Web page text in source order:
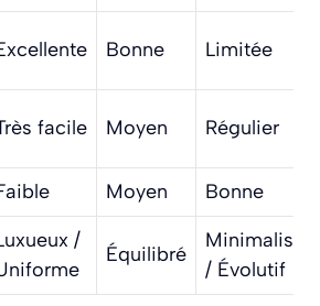
Bonne Limitée
facile Moyen Régulier
Moyen Bonne
/
Équilibré
Minimaliste
/ Évolutif